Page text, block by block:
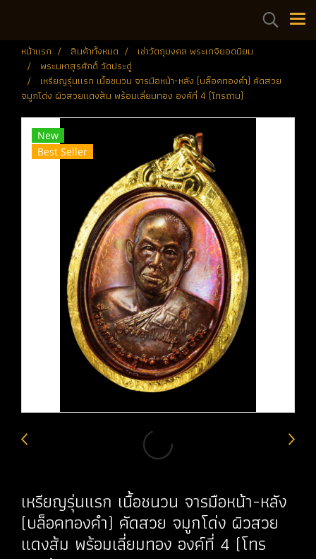
หน้าแรก สินค้าทั้งหมด
เช่าวัตถุมงคล พระเกจิยอดนิยม
พระมหาสุรศักดิ์ วัดประดู่
เหรียญรุ่นแรก เนื้อชนวน จารมือหน้า-หลัง (บล็อคทองคำ) คัดสวย
จมูกโด่ง ผิวสวยแดงส้ม พร้อมเลี่ยมทอง องค์ที่ 4 (โทรถาม)
New
Best Seller
เหรียญรุ่นแรก เนื้อชนวน จารมือหน้า-หลัง
(บล็อคทองคำ) คัดสวย จมูกโด่ง ผิวสวย
แดงส้ม พร้อมเลี่ยมทอง องค์ที่ 4 (โทร